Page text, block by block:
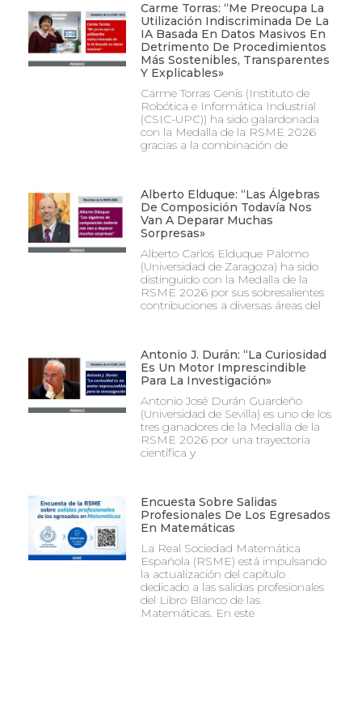
Carme Torras: “Me Preocupa La
Utilización Indiscriminada De La
IA Basada En Datos Masivos En
Detrimento De Procedimientos
Más Sostenibles, Transparentes
Y Explicables»
Carme Torras Genís (Instituto de
Robótica e Informática Industrial
(CSIC-UPC)) ha sido galardonada
con la Medalla de la RSME 2026
gracias a la combinación de
Alberto Elduque: “Las Álgebras
De Composición Todavía Nos
Van A Deparar Muchas
Sorpresas»
Alberto Carlos Elduque Palomo
(Universidad de Zaragoza) ha sido
distinguido con la Medalla de la
RSME 2026 por sus sobresalientes
contribuciones a diversas áreas del
Antonio J. Durán: “La Curiosidad
Es Un Motor Imprescindible
Para La Investigación»
Antonio José Durán Guardeño
(Universidad de Sevilla) es uno de los
tres ganadores de la Medalla de la
RSME 2026 por una trayectoria
científica y
Encuesta Sobre Salidas
Profesionales De Los Egresados
En Matemáticas
La Real Sociedad Matemática
Española (RSME) está impulsando
la actualización del capítulo
dedicado a las salidas profesionales
del Libro Blanco de las
Matemáticas. En este